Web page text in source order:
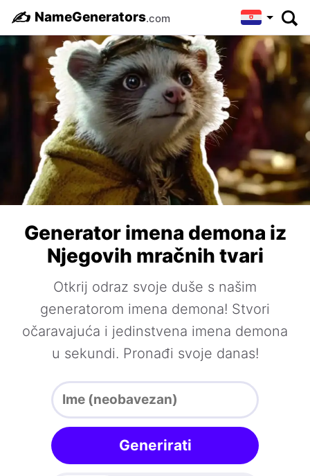
✍️ NameGenerators.com
Generator imena demona iz
Njegovih mračnih tvari
Otkrij odraz svoje duše s našim
generatorom imena demona! Stvori
očaravajuća i jedinstvena imena demona
u sekundi. Pronađi svoje danas!
Generirati